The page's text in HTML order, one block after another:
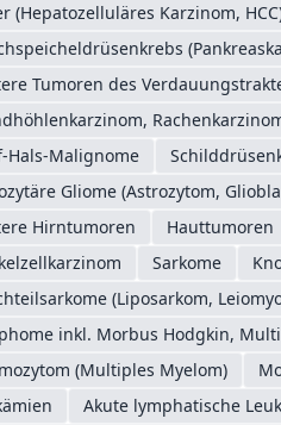
(Hepatozelluläres Karzinom,
Tumoren des
Hals-Malignome
Gliome (Astrozytom,
Hirntumoren
Hauttumoren
Sarkome
(Liposarkom,
inkl. Morbus Hodgkin,
(Multiples Myelom)
Akute lymphatische